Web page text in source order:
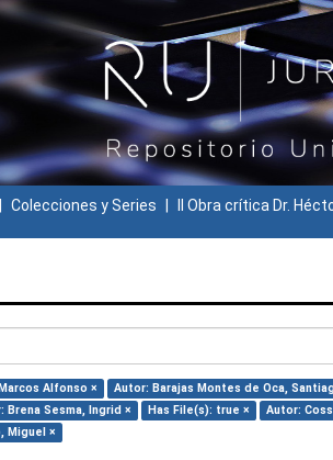
Colecciones y Series II Obra crítica Dr.
Alfonso × Autor: Barajas Montes de Oca,
Brena Sesma, Ingrid × Has File(s): true × Autor:
Miguel ×